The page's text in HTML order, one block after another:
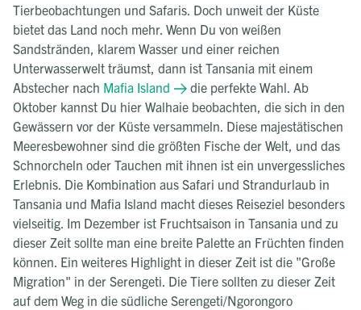
Tierbeobachtungen und Safaris. Doch unweit der Küste
bietet das Land noch mehr. Wenn Du von weißen
Sandstränden, klarem Wasser und einer reichen
Unterwasserwelt träumst, dann ist Tansania mit einem
Abstecher nach Mafia Island
die perfekte Wahl. Ab
Oktober kannst Du hier Walhaie beobachten, die sich in den
Gewässern vor der Küste versammeln. Diese majestätischen
Meeresbewohner sind die größten Fische der Welt, und das
Schnorcheln oder Tauchen mit ihnen ist ein unvergessliches
Erlebnis. Die Kombination aus Safari und Strandurlaub in
Tansania und Mafia Island macht dieses Reiseziel besonders
vielseitig. Im Dezember ist Fruchtsaison in Tansania und zu
dieser Zeit sollte man eine breite Palette an Früchten finden
können. Ein weiteres Highlight in dieser Zeit ist die "Große
Migration" in der Serengeti. Die Tiere sollten zu dieser Zeit
auf dem Weg in die südliche Serengeti/Ngorongoro